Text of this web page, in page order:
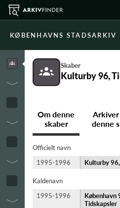
KØBENHAVNS STADSARKIV
Skaber
Kulturby 96,
Om denne
skaber
denne
Officielt navn
1995-1996
Kulturby
Kaldenavn
1995-1996
København
Tidskapsler